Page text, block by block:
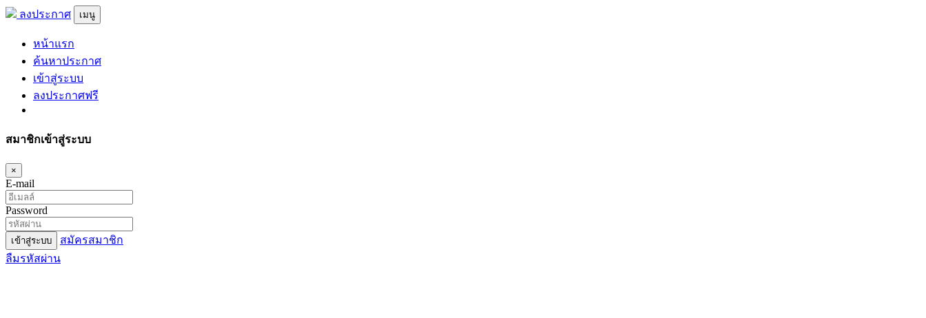
ลงประกาศ เมนู
หน้าแรก
ค้นหาประกาศ
เข้าสู่ระบบ
ลงประกาศฟรี
สมาชิกเข้าสู่ระบบ
×
E-mail
Password
เข้าสู่ระบบ
สมัครสมาชิก
ลืมรหัสผ่าน